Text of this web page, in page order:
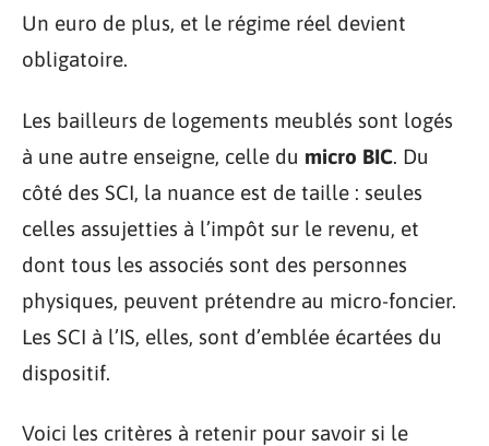
Un euro de plus, et le régime réel devient
obligatoire.
Les bailleurs de logements meublés sont logés
à une autre enseigne, celle du micro BIC. Du
côté des SCI, la nuance est de taille : seules
celles assujetties à l’impôt sur le revenu, et
dont tous les associés sont des personnes
physiques, peuvent prétendre au micro-foncier.
Les SCI à l’IS, elles, sont d’emblée écartées du
dispositif.
Voici les critères à retenir pour savoir si le